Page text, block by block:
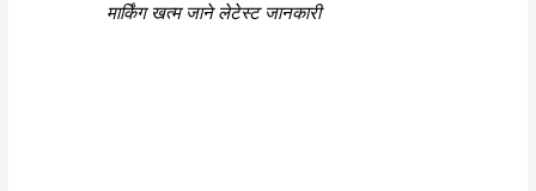
मार्किंग खत्म जाने लेटेस्ट जानकारी